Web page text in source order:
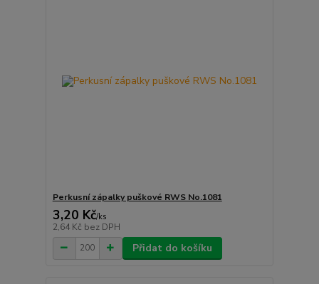
Perkusní zápalky puškové RWS No.1081
3,20 Kč/ks
2,64 Kč bez DPH
Přidat do košíku